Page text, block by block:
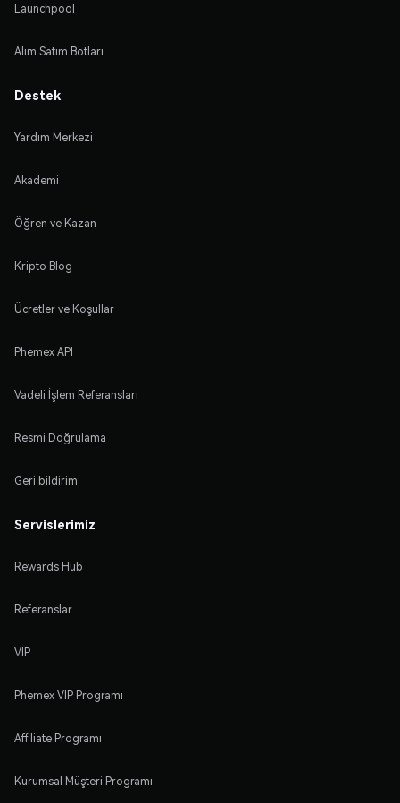
Launchpool
Alım Satım Botları
Destek
Yardım Merkezi
Akademi
Öğren ve Kazan
Kripto Blog
Ücretler ve Koşullar
Phemex API
Vadeli İşlem Referansları
Resmi Doğrulama
Geri bildirim
Servislerimiz
Rewards Hub
Referanslar
VIP
Phemex VIP Programı
Affiliate Programı
Kurumsal Müşteri Programı